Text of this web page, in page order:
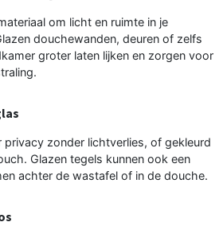
om licht en ruimte in je
douchewanden, deuren of zelfs
groter laten lijken en zorgen voor
zonder lichtverlies, of gekleurd
Glazen tegels kunnen ook een
achter de wastafel of in de douche.